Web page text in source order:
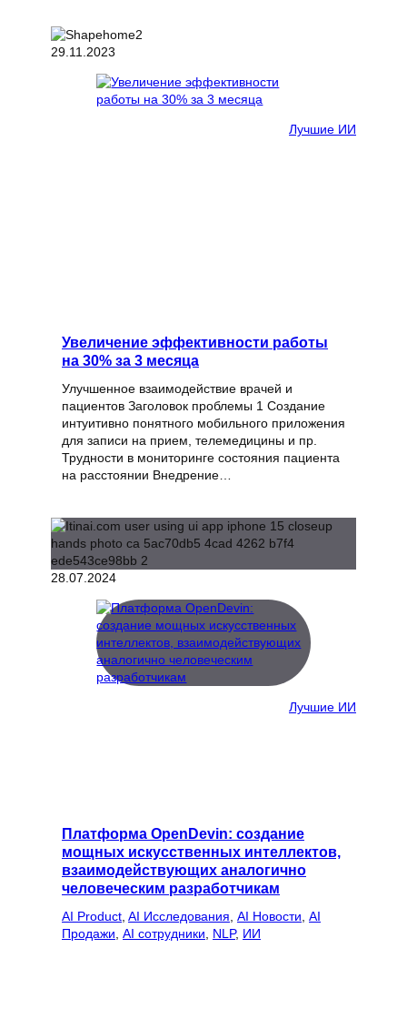
29.11.2023
Лучшие ИИ
Увеличение эффективности работы
на 30% за 3 месяца
Улучшенное взаимодействие врачей и
пациентов Заголовок проблемы 1 Создание
интуитивно понятного мобильного приложения
для записи на прием, телемедицины и пр.
Трудности в мониторинге состояния пациента
на расстоянии Внедрение…
28.07.2024
Лучшие ИИ
Платформа OpenDevin: создание
мощных искусственных интеллектов,
взаимодействующих аналогично
человеческим разработчикам
AI Product AI Исследования AI Новости AI
Продажи AI сотрудники NLP, ИИ